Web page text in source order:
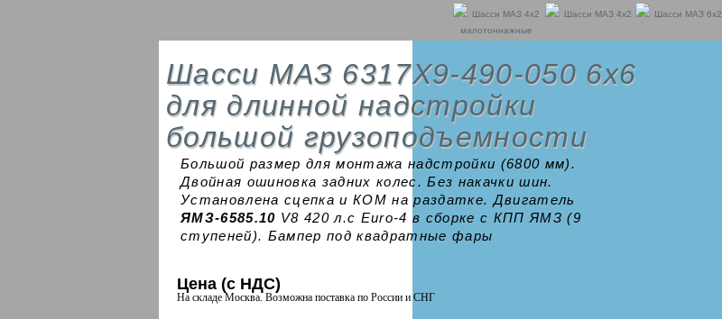
Шасси МАЗ 4x2
малотоннажные
Шасси МАЗ 4x2 Шасси МАЗ 6x2
Шасси МАЗ 6317X9-490-050 6х6
для длинной надстройки
большой грузоподъемности
Большой размер для монтажа надстройки (6800 мм).
Двойная ошиновка задних колес. Без накачки шин.
Установлена сцепка и КОМ на раздатке. Двигатель
ЯМЗ-6585.10 V8 420 л.с Euro-4 в сборке с КПП ЯМЗ (9
ступеней). Бампер под квадратные фары
Цена (с НДС)
На складе Москва. Возможна поставка по России и СНГ